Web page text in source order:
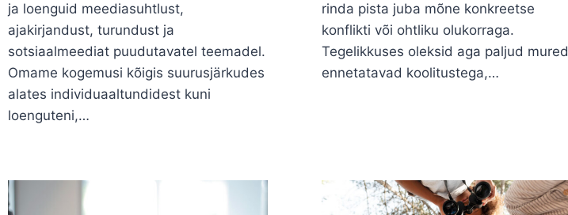
ja loenguid meediasuhtlust,
ajakirjandust, turundust ja
sotsiaalmeediat puudutavatel teemadel.
Omame kogemusi kõigis suurusjärkudes
alates individuaaltundidest kuni
loenguteni,…
rinda pista juba mõne konkreetse
konflikti või ohtliku olukorraga.
Tegelikkuses oleksid aga paljud mured
ennetatavad koolitustega,…